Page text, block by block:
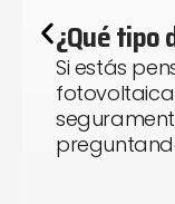
¿Qué tipo
Si estás